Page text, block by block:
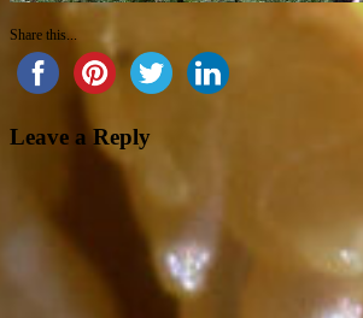
Share this...
Leave a Reply